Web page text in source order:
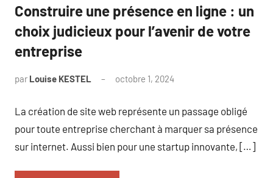
Construire une présence en ligne : un
choix judicieux pour l’avenir de votre
entreprise
par Louise KESTEL octobre 1, 2024
La création de site web représente un passage obligé
pour toute entreprise cherchant à marquer sa présence
sur internet. Aussi bien pour une startup innovante, […]